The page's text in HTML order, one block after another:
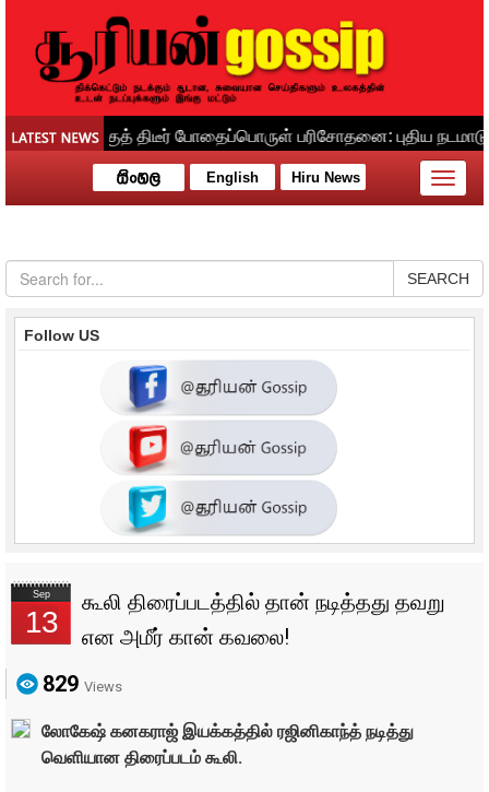
English Hiru News
Toggle
SEARCH
Follow US
Sep
13
கூலி திரைப்படத்தில் தான் நடித்தது தவறு
என அமீர் கான் கவலை!
829 Views
லோகேஷ் கனகராஜ் இயக்கத்தில் ரஜினிகாந்த் நடித்து
வெளியான திரைப்படம் கூலி.